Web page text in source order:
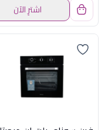
اشترِ الآن